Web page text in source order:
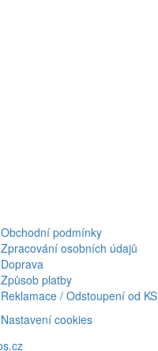
Obchodní podmínky
Zpracování osobních údajů
Doprava
Způsob platby
Reklamace / Odstoupení od KS
Nastavení cookies